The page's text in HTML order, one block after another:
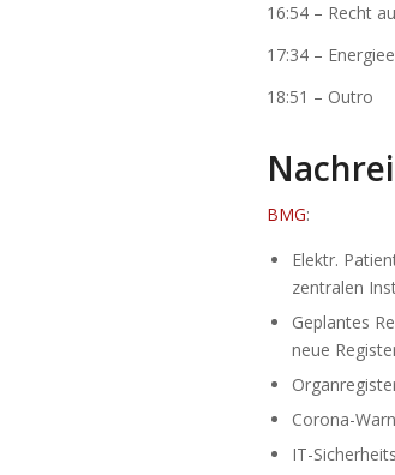
16:54 – Recht
17:34 –
18:51 – Outro
BMG:
Elektr.
zentralen
Geplantes
neue
Corona-
IT-